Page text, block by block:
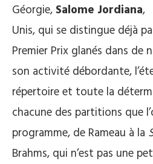
Géorgie, Salome Jordiana,
Unis, qui se distingue déjà
Premier Prix glanés dans de
son activité débordante,
répertoire et toute la
chacune des partitions que
programme, de Rameau à la
Brahms, qui n’est pas une